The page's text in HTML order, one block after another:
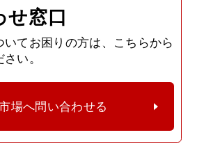
せ窓口
てお困りの方は、こちらから
い。
場へ問い合わせる